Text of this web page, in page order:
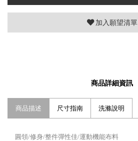
加入願望清單
商品詳細資訊
商品描述 尺寸指南 洗滌說明
圓領/修身/整件彈性佳/運動機能布料